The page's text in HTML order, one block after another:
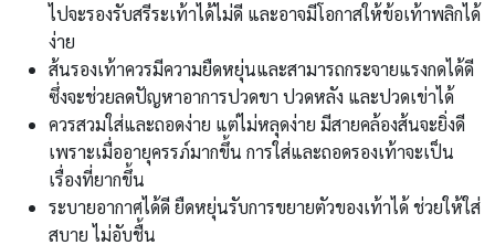
ไปจะรองรับสรีระเท้าได้ไม่ดี และอาจมีโอกาสให้ข้อเท้าพลิกได้
ง่าย
ส้นรองเท้าควรมีความยืดหยุ่นและสามารถกระจายแรงกดได้ดี
ซึ่งจะช่วยลดปัญหาอาการปวดขา ปวดหลัง และปวดเข่าได้
ควรสวมใส่และถอดง่าย แต่ไม่หลุดง่าย มีสายคล้องส้นจะยิ่งดี
เพราะเมื่ออายุครรภ์มากขึ้น การใส่และถอดรองเท้าจะเป็น
เรื่องที่ยากขึ้น
ระบายอากาศได้ดี ยืดหยุ่นรับการขยายตัวของเท้าได้ ช่วยให้ใส่
สบาย ไม่อับชื้น